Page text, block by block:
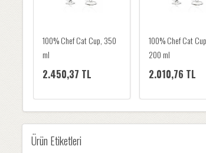
100% Chef Wood Trunk
Glass
4.524,21 TL
100% Chef Cat
ml
2.450,37 TL
Ürün Etiketleri